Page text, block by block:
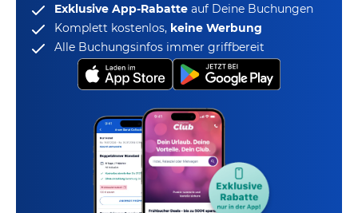
Exklusive App-Rabatte auf Deine Buchungen
Komplett kostenlos, keine Werbung
Alle Buchungsinfos immer griffbereit